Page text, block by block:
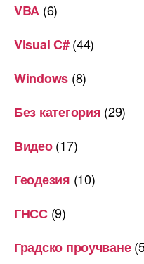
VBA (6)
Visual C#(44)
Windows (8)
Без категория (29)
Видео(17)
Геодезия (10)
ГНСС(9)
Градско проучване